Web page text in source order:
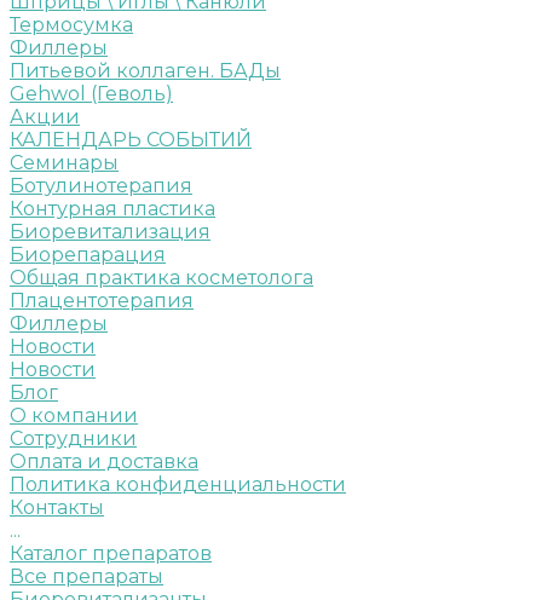
Термосумка
Филлеры
Питьевой коллаген. БАДы
Gehwol (Геволь)
Акции
КАЛЕНДАРЬ СОБЫТИЙ
Семинары
Ботулинотерапия
Контурная пластика
Биоревитализация
Биорепарация
Общая практика косметолога
Плацентотерапия
Филлеры
Новости
Новости
Блог
О компании
Сотрудники
Оплата и доставка
Политика конфиденциальности
Контакты
...
Каталог препаратов
Все препараты